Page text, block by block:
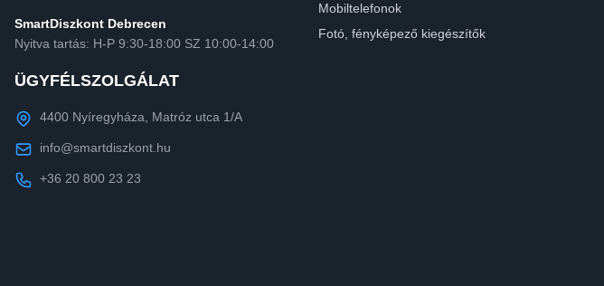
SmartDiszkont Debrecen
Nyitva tartás: H-P 9:30-18:00 SZ 10:00-14:00
ÜGYFÉLSZOLGÁLAT
4400 Nyíregyháza, Matróz utca 1/A
info@smartdiszkont.hu
+36 20 800 23 23
Mobiltelefonok
Fotó, fényképező kiegészítők